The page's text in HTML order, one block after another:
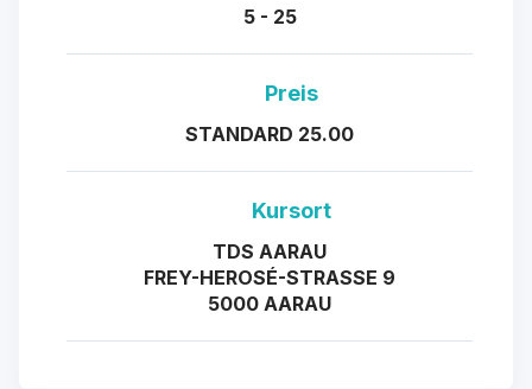
5 - 25
Preis
STANDARD 25.00
Kursort
TDS AARAU
FREY-HEROSÉ-STRASSE 9
5000 AARAU